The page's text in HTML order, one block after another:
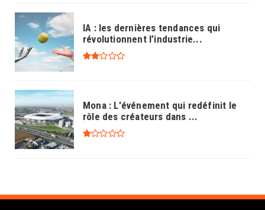
IA : les dernières tendances qui
révolutionnent l’industrie...
Mona : L'événement qui redéfinit le
rôle des créateurs dans ...